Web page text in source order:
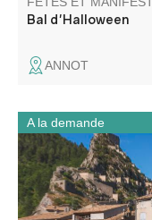
Bal d'Halloween
ANNOT
Découvrez
ses ruelles
rampe fortifiée
défensive et la vie
A la demande